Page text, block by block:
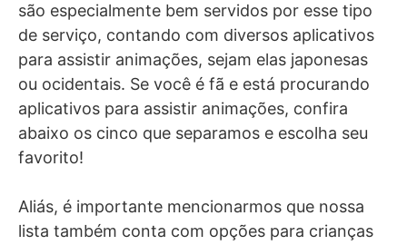
são especialmente bem servidos por esse tipo
de serviço, contando com diversos aplicativos
para assistir animações, sejam elas japonesas
ou ocidentais. Se você é fã e está procurando
aplicativos para assistir animações, confira
abaixo os cinco que separamos e escolha seu
favorito!
Aliás, é importante mencionarmos que nossa
lista também conta com opções para crianças